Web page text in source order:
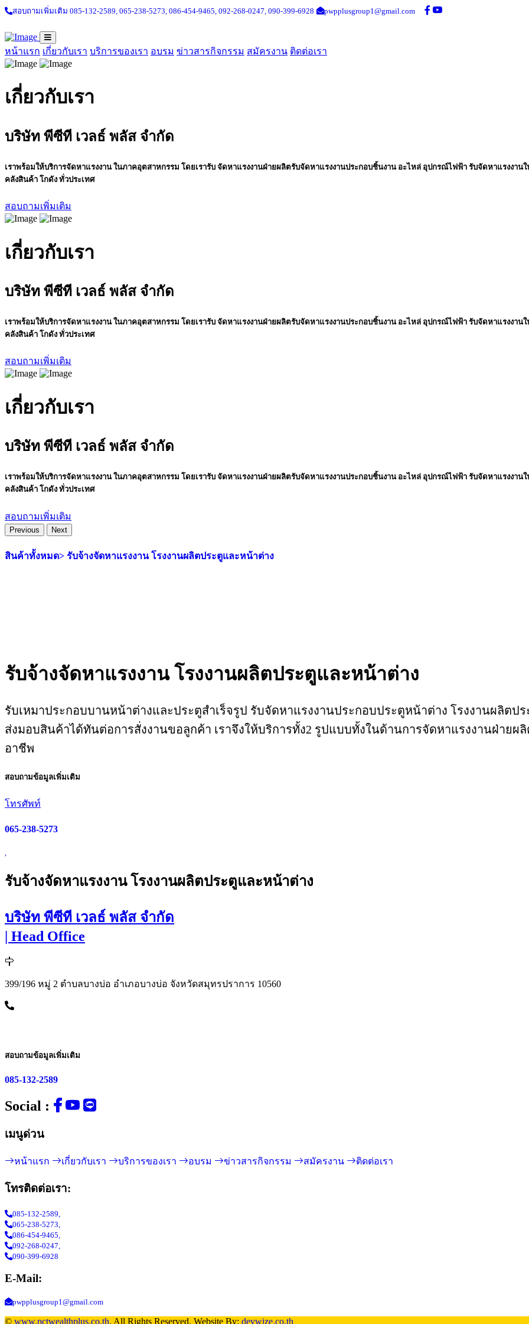
สอบถามเพิ่มเติม 085-132-2589, 065-238-5273, 086-454-9465, 092-268-0247, 090-399-6928 pwpplusgroup1@gmail.com
หน้าแรก เกี่ยวกับเรา บริการของเรา อบรม ข่าวสารกิจกรรม สมัครงาน ติดต่อเรา
เกี่ยวกับเรา
บริษัท พีซีที เวลธ์ พลัส จำกัด
เราพร้อมให้บริการจัดหาแรงงาน ในภาคอุตสาหกรรม โดยเรารับ จัดหาแรงงานฝ่ายผลิตรับจัดหาแรงงานประกอบชิ้นงาน อะไหล่ อุปกรณ์ไฟฟ้า รับจัดหาแรงงานใ
คลังสินค้า โกดัง ทั่วประเทศ
สอบถามเพิ่มเติม
เกี่ยวกับเรา
บริษัท พีซีที เวลธ์ พลัส จำกัด
เราพร้อมให้บริการจัดหาแรงงาน ในภาคอุตสาหกรรม โดยเรารับ จัดหาแรงงานฝ่ายผลิตรับจัดหาแรงงานประกอบชิ้นงาน อะไหล่ อุปกรณ์ไฟฟ้า รับจัดหาแรงงานใ
คลังสินค้า โกดัง ทั่วประเทศ
สอบถามเพิ่มเติม
เกี่ยวกับเรา
บริษัท พีซีที เวลธ์ พลัส จำกัด
เราพร้อมให้บริการจัดหาแรงงาน ในภาคอุตสาหกรรม โดยเรารับ จัดหาแรงงานฝ่ายผลิตรับจัดหาแรงงานประกอบชิ้นงาน อะไหล่ อุปกรณ์ไฟฟ้า รับจัดหาแรงงานใ
คลังสินค้า โกดัง ทั่วประเทศ
สอบถามเพิ่มเติม
Previous Next
สินค้าทั้งหมด> รับจ้างจัดหาแรงงาน โรงงานผลิตประตูและหน้าต่าง
รับจ้างจัดหาแรงงาน โรงงานผลิตประตูและหน้าต่าง
รับเหมาประกอบบานหน้าต่างและประตูสำเร็จรูป รับจัดหาแรงงานประกอบประตูหน้าต่าง โรงงานผลิตป
ส่งมอบสินค้าได้ทันต่อการสั่งงานขอลูกค้า เราจึงให้บริการทั้ง2 รูปแบบทั้งในด้านการจัดหาแรงงานฝ่ายผ
อาชีพ
สอบถามข้อมูลเพิ่มเติม
โทรศัพท์
065-238-5273
รับจ้างจัดหาแรงงาน โรงงานผลิตประตูและหน้าต่าง
บริษัท พีซีที เวลธ์ พลัส จำกัด
| Head Office
399/196 หมู่ 2 ตำบลบางบ่อ อำเภอบางบ่อ จังหวัดสมุทรปราการ 10560
สอบถามข้อมูลเพิ่มเติม
085-132-2589
Social :
เมนูด่วน
หน้าแรก เกี่ยวกับเรา บริการของเรา อบรม ข่าวสารกิจกรรม สมัครงาน ติดต่อเรา
โทรติดต่อเรา:
085-132-2589,
065-238-5273,
086-454-9465,
092-268-0247,
090-399-6928
E-Mail:
pwpplusgroup1@gmail.com
© www.pctwealthplus.co.th. All Rights Reserved. Website By: devwize.co.th